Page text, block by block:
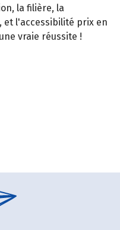
la filière, la
et l'accessibilité prix en
vraie réussite !